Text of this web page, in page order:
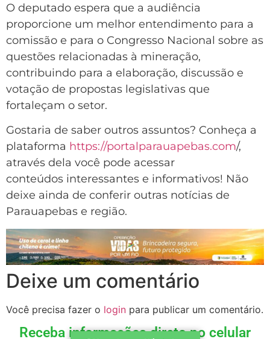
O deputado espera que a audiência
proporcione um melhor entendimento para a
comissão e para o Congresso Nacional sobre as
questões relacionadas à mineração,
contribuindo para a elaboração, discussão e
votação de propostas legislativas que
fortaleçam o setor.
Gostaria de saber outros assuntos? Conheça a
plataforma https://portalparauapebas.com/,
através dela você pode acessar
conteúdos interessantes e informativos! Não
deixe ainda de conferir outras notícias de
Parauapebas e região.
Deixe um comentário
Você precisa fazer o login para publicar um comentário.
Receba informações direto no celular